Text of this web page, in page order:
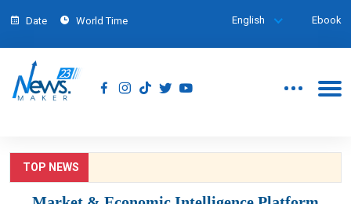
Date World Time English Ebook
TOP NEWS